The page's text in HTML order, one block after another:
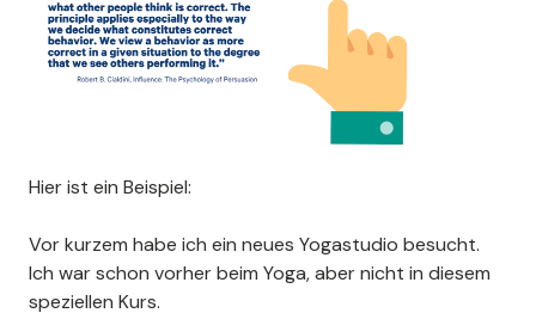
Hier ist ein Beispiel:
Vor kurzem habe ich ein neues Yogastudio besucht.
Ich war schon vorher beim Yoga, aber nicht in diesem
speziellen Kurs.